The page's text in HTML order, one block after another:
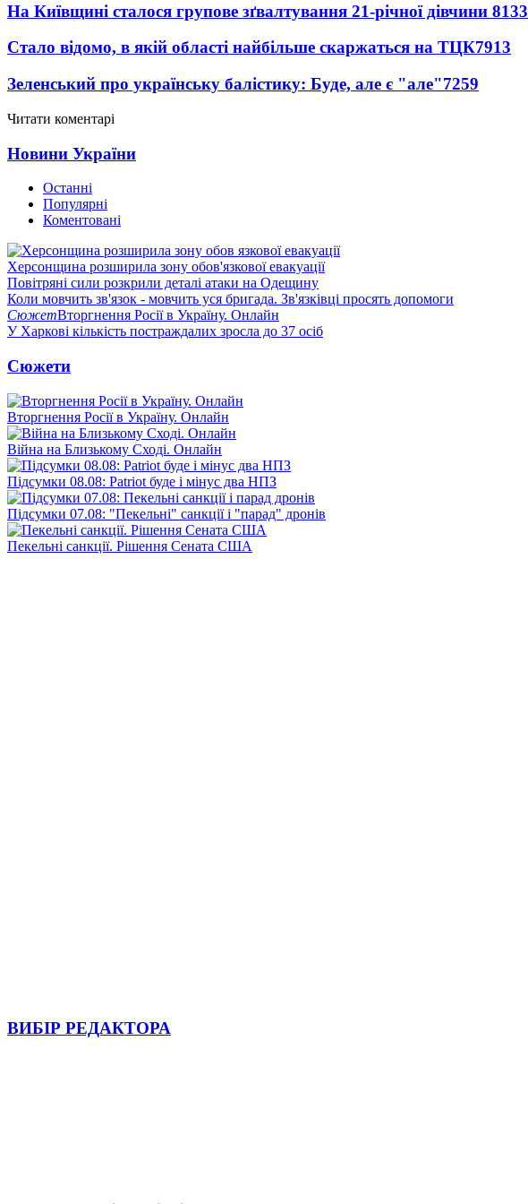
На Київщині сталося групове зґвалтування 21-річної дівчини 8133
Стало відомо, в якій області найбільше скаржаться на ТЦК7913
Зеленський про українську балістику: Буде, але є "але"7259
Читати коментарі
Новини України
Останні
Популярні
Коментовані
Херсонщина розширила зону обов'язкової евакуації
Повітряні сили розкрили деталі атаки на Одещину
Коли мовчить зв'язок - мовчить уся бригада. Зв'язківці просять допомоги
СюжетВторгнення Росії в Україну. Онлайн
У Харкові кількість постраждалих зросла до 37 осіб
Сюжети
Вторгнення Росії в Україну. Онлайн
Війна на Близькому Сході. Онлайн
Підсумки 08.08: Patriot буде і мінус два НПЗ
Підсумки 07.08: "Пекельні" санкції і "парад" дронів
Пекельні санкції. Рішення Сената США
ВИБІР РЕДАКТОРА